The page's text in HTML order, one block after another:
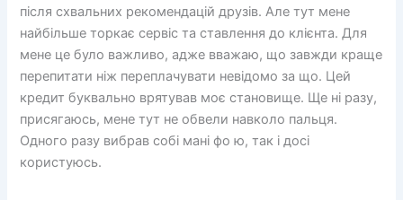
після схвальних рекомендацій друзів. Але тут мене
найбільше торкає сервіс та ставлення до клієнта. Для
мене це було важливо, адже вважаю, що завжди краще
перепитати ніж переплачувати невідомо за що. Цей
кредит буквально врятував моє становище. Ще ні разу,
присягаюсь, мене тут не обвели навколо пальця.
Одного разу вибрав собі мані фо ю, так і досі
користуюсь.